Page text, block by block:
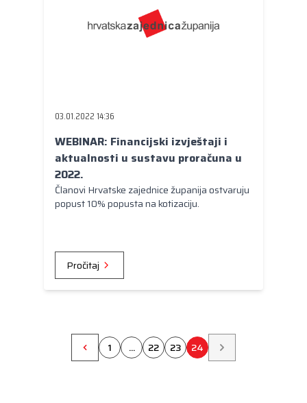
03.01.2022 14:36
WEBINAR: Financijski izvještaji i
aktualnosti u sustavu proračuna u
2022.
Članovi Hrvatske zajednice županija ostvaruju
popust 10% popusta na kotizaciju.
Pročitaj
1 ... 22 23 24